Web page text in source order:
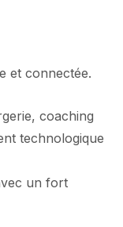
et connectée.
coaching
technologique
un fort